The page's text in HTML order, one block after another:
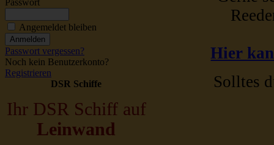
Passwort
Angemeldet bleiben
Passwort vergessen?
Noch kein Benutzerkonto?
Registrieren
DSR Schiffe
Ihr DSR Schiff auf
Leinwand
Hier
Solltes